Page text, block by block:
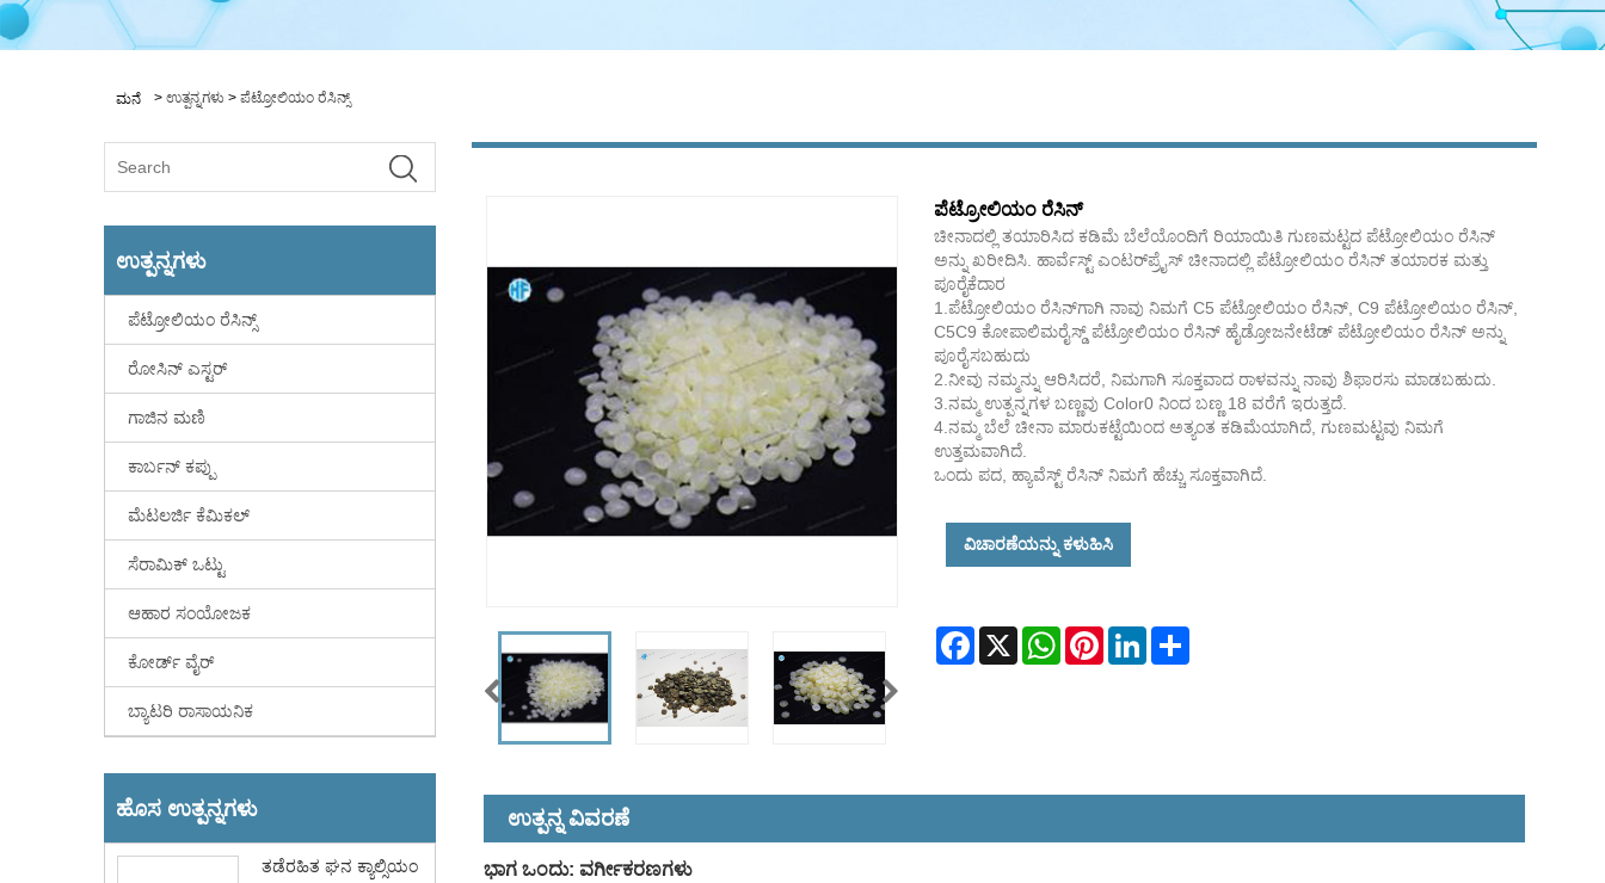
ಮನೆ > ಉತ್ಪನ್ನಗಳು > ಪೆಟ್ರೋಲಿಯಂ ರೆಸಿನ್ಸ್
ಉತ್ಪನ್ನಗಳು
ಪೆಟ್ರೋಲಿಯಂ ರೆಸಿನ್ಸ್
ರೋಸಿನ್ ಎಸ್ಟರ್
ಗಾಜಿನ ಮಣಿ
ಕಾರ್ಬನ್ ಕಪ್ಪು
ಮೆಟಲರ್ಜಿ ಕೆಮಿಕಲ್
ಸೆರಾಮಿಕ್ ಒಟ್ಟು
ಆಹಾರ ಸಂಯೋಜಕ
ಕೋರ್ಡ್ ವೈರ್
ಬ್ಯಾಟರಿ ರಾಸಾಯನಿಕ
ಹೊಸ ಉತ್ಪನ್ನಗಳು
ತಡೆರಹಿತ ಘನ ಕ್ಯಾಲ್ಸಿಯಂ
ಪೆಟ್ರೋಲಿಯಂ ರೆಸಿನ್
ಚೀನಾದಲ್ಲಿ ತಯಾರಿಸಿದ ಕಡಿಮೆ ಬೆಲೆಯೊಂದಿಗೆ ರಿಯಾಯಿತಿ ಗುಣಮಟ್ಟದ ಪೆಟ್ರೋಲಿಯಂ ರೆಸಿನ್
ಅನ್ನು ಖರೀದಿಸಿ. ಹಾರ್ವೆಸ್ಟ್ ಎಂಟರ್‌ಪ್ರೈಸ್ ಚೀನಾದಲ್ಲಿ ಪೆಟ್ರೋಲಿಯಂ ರೆಸಿನ್ ತಯಾರಕ ಮತ್ತು
ಪೂರೈಕೆದಾರ
1.ಪೆಟ್ರೋಲಿಯಂ ರೆಸಿನ್‌ಗಾಗಿ ನಾವು ನಿಮಗೆ C5 ಪೆಟ್ರೋಲಿಯಂ ರೆಸಿನ್, C9 ಪೆಟ್ರೋಲಿಯಂ ರೆಸಿನ್,
C5C9 ಕೋಪಾಲಿಮರೈಸ್ಡ್ ಪೆಟ್ರೋಲಿಯಂ ರೆಸಿನ್ ಹೈಡ್ರೋಜನೇಟೆಡ್ ಪೆಟ್ರೋಲಿಯಂ ರೆಸಿನ್ ಅನ್ನು
ಪೂರೈಸಬಹುದು
2.ನೀವು ನಮ್ಮನ್ನು ಆರಿಸಿದರೆ, ನಿಮಗಾಗಿ ಸೂಕ್ತವಾದ ರಾಳವನ್ನು ನಾವು ಶಿಫಾರಸು ಮಾಡಬಹುದು.
3.ನಮ್ಮ ಉತ್ಪನ್ನಗಳ ಬಣ್ಣವು Color0 ನಿಂದ ಬಣ್ಣ 18 ವರೆಗೆ ಇರುತ್ತದೆ.
4.ನಮ್ಮ ಬೆಲೆ ಚೀನಾ ಮಾರುಕಟ್ಟೆಯಿಂದ ಅತ್ಯಂತ ಕಡಿಮೆಯಾಗಿದೆ, ಗುಣಮಟ್ಟವು ನಿಮಗೆ
ಉತ್ತಮವಾಗಿದೆ.
ಒಂದು ಪದ, ಹ್ಯಾವೆಸ್ಟ್ ರೆಸಿನ್ ನಿಮಗೆ ಹೆಚ್ಚು ಸೂಕ್ತವಾಗಿದೆ.
ವಿಚಾರಣೆಯನ್ನು ಕಳುಹಿಸಿ
Facebook
X WhatsAppPinterestLinkedInShare
ಉತ್ಪನ್ನ ವಿವರಣೆ
ಭಾಗ ಒಂದು: ವರ್ಗೀಕರಣಗಳು